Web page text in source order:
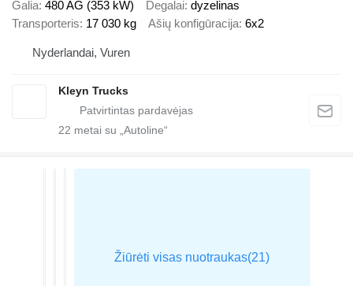
Galia 480 AG (353 kW) Degalai dyzelinas
Transporteris 17 030 kg Ašių konfigūracija 6x2
Nyderlandai, Vuren
Kleyn Trucks
22 metai su „Autoline“